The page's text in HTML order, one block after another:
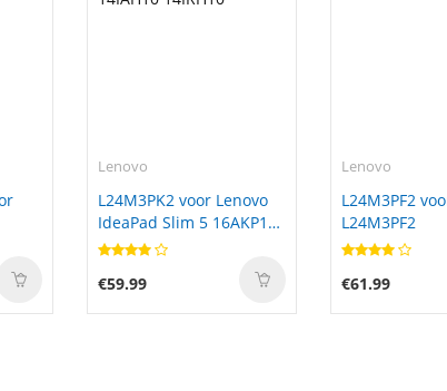
Lenovo
L24M3PK2 voor Lenovo
IdeaPad Slim 5 16AKP10
14IAH10 14IRH10
€59.99
Lenovo
L24M3PF2
L24M3PF2
€61.99